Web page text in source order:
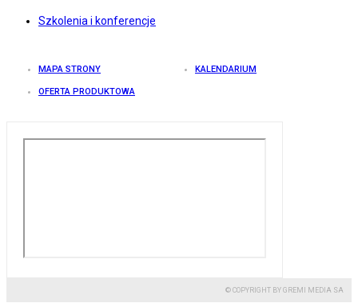
Szkolenia i konferencje
MAPA STRONY KALENDARIUM
OFERTA PRODUKTOWA
© COPYRIGHT BY GREMI MEDIA SA